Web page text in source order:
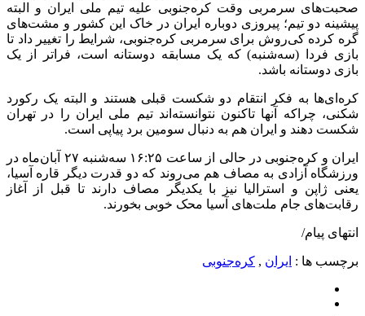
صحبت‌های سرمربی وقت کره‌جنوبی علیه تیم ملی ایران و البته
پیشینه دو تیم؛ پیروزی دوباره ایران در خاک این کشور و مشت‌های
گره کرده کی‌روش برای سرمربی کره‌جنوبی، شرایط را تغییر داد تا
بازی فردا (سه‌شنبه) که یک مسابقه دوستانه است، فراتر از یک
بازی دوستانه باشد.
کره‌ای‌ها به فکر انتقام دو شکست قبلی هستند و البته یک رکورد
شکنی، چراکه آنها تاکنون نتوانسته‌اند تیم ملی ایران را در تهران
شکست دهند و ایران هم به دنبال سومین برد پیاپی است.
ایران و کره‌جنوبی در حالی از ساعت ۱۶:۲۵ سه‌شنبه ۲۷ آبان‌ماه در
ورزشگاه آزادی به مصاف هم می‌روند که دو قدرت دیگر قاره آسیا،
یعنی ژاپن و استرالیا نیز با یکدیگر مصاف دارند تا قبل از آغاز
رقابت‌های جام ملت‌های آسیا محک خوبی بخورند.
انتهای پیام/
برچسب ها : ایران , کره‌جنوبی